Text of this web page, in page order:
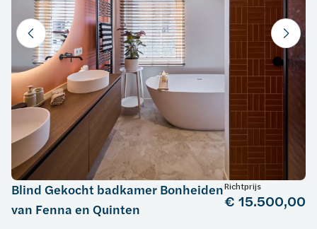
Blind Gekocht badkamer Bonheiden
van Fenna en Quinten
Richtprijs
€ 15.500,00